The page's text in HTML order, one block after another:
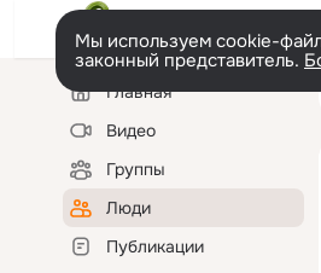
Мы используем cookie-
законный представитель.
Левая
колонкаГлавная
Видео
Группы
Люди
Публикации